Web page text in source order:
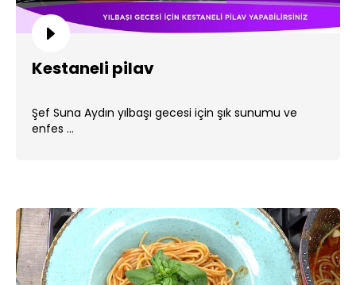
Kestaneli pilav
Şef Suna Aydın yılbaşı gecesi için şık sunumu ve
enfes ...